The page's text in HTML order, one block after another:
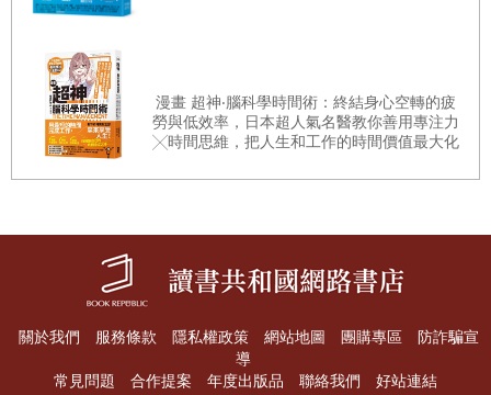
買空賣空／滿意的老顧客
無須為市場辯解／專業交易商的有限影響力
賣空有必要且有用
上市公司揭露條款的保護作用
晴雨表中的「水分」
股票收益與所得稅／適度分散的持股
期長達五至十年；波浪則受到較小的景氣與產業循環週期影
響，市場參與者在貪婪和恐懼之間的信心擺盪也扮演一定的要
角；更小的股市波動則有如漣漪，起因往往來自市場上雜亂無
章的多空訊息影響了投資人心理，而呈現出不規則的跳動。
本書歸納出支配股市走勢的定律，不僅適用於美國股市，
真。任何大都市若重新建立自由的證券市場，它們會自動且必
然再次生效。就我所知，倫敦的金融出版品從來沒有與道瓊平
均指數相當的紀錄。但當地的股市若有類似的資料，也能有和
紐約市場相同的預測品質。」顯見道氏理論及股市晴雨表確實
漫畫 超神‧腦科學時間術：終結身心空轉的疲
勞與低效率，日本超人氣名醫教你善用專注力
╳時間思維，把人生和工作的時間價值最大化
關於我們 服務條款 隱私權政策 網站地圖 團購專區
防詐騙宣
導
常見問題
合作提案 年度出版品 聯絡我們 好站連結